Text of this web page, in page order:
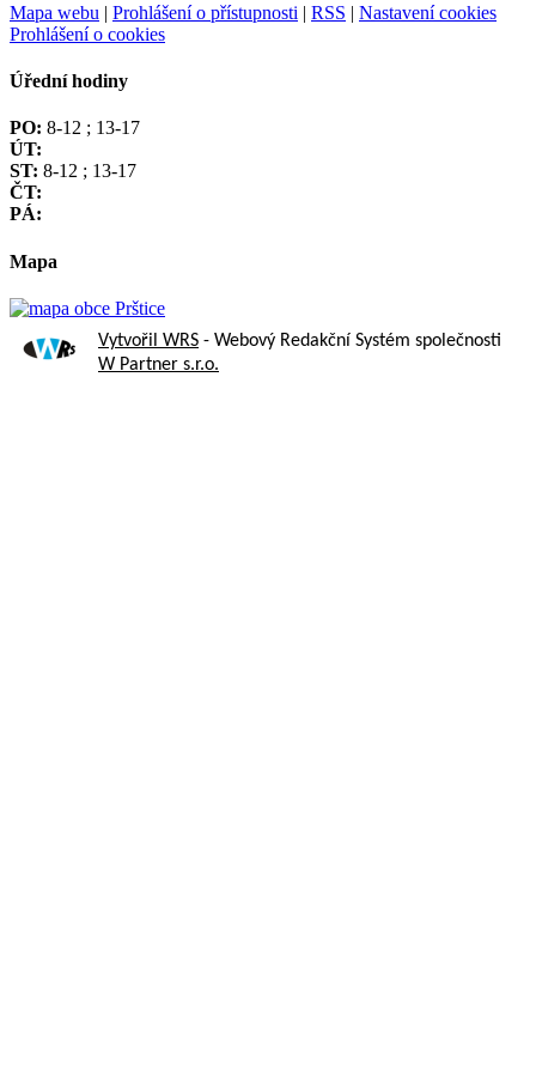
Mapa webu | Prohlášení o přístupnosti | RSS | Nastavení cookies
Prohlášení o cookies
Úřední hodiny
PO: 8-12 ; 13-17
ÚT:
ST: 8-12 ; 13-17
ČT:
PÁ:
Mapa
Vytvořil WRS - Webový Redakční Systém společnosti
W Partner s.r.o.